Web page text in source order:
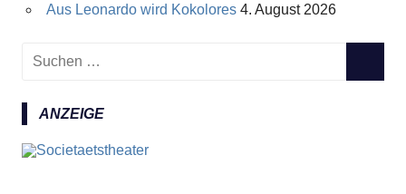
Aus Leonardo wird Kokolores 4. August 2026
c
h
e
ANZEIGE